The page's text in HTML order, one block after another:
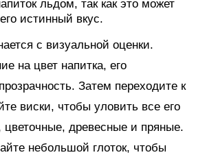
льдом, так как это может
истинный вкус.
с визуальной оценки.
на цвет напитка, его
Затем переходите к
виски, чтобы уловить все его
древесные и пряные.
небольшой глоток, чтобы